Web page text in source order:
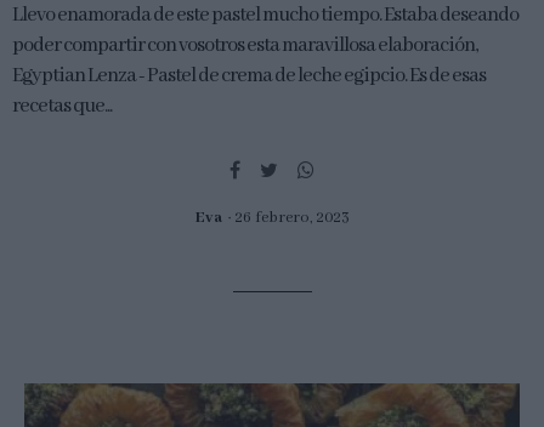
Llevo enamorada de este pastel mucho tiempo. Estaba deseando
poder compartir con vosotros esta maravillosa elaboración,
Egyptian Lenza - Pastel de crema de leche egipcio. Es de esas
recetas que...
Eva 26 febrero, 2023